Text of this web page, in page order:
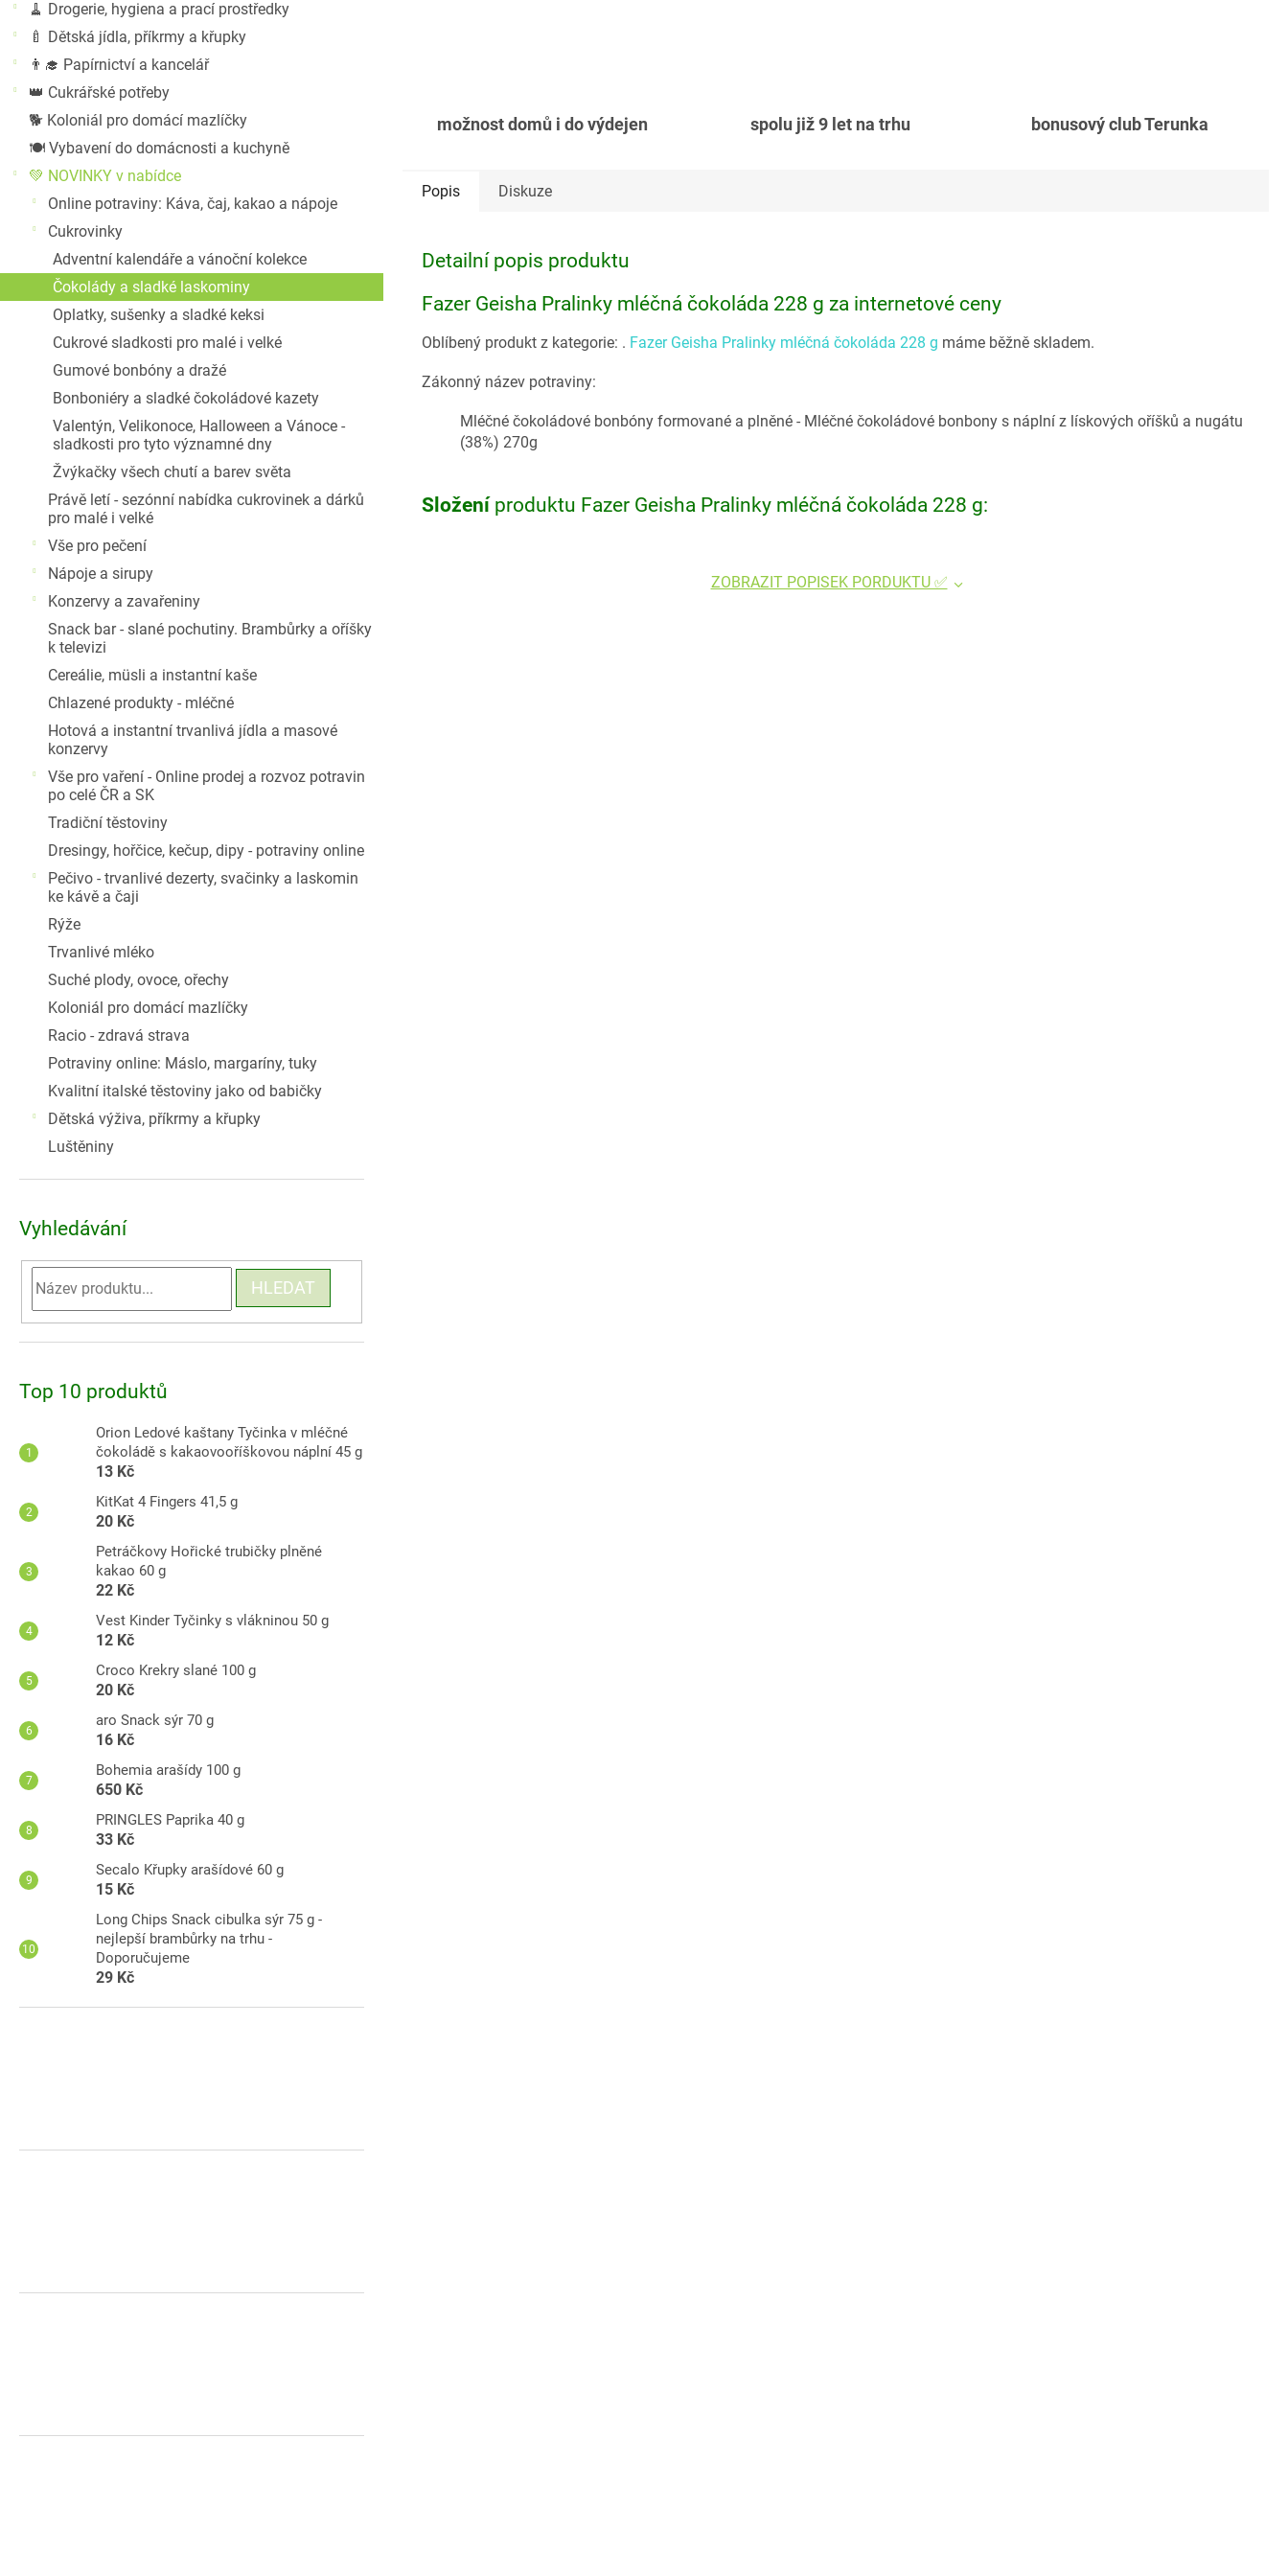
🧹 Drogerie, hygiena a prací prostředky
🍼 Dětská jídla, příkrmy a křupky
👨‍🎓 Papírnictví a kancelář
👑 Cukrářské potřeby
🐕 Koloniál pro domácí mazlíčky
🍽️ Vybavení do domácnosti a kuchyně
💚 NOVINKY v nabídce
Online potraviny: Káva, čaj, kakao a nápoje
Cukrovinky
Adventní kalendáře a vánoční kolekce
Čokolády a sladké laskominy
Oplatky, sušenky a sladké keksi
Cukrové sladkosti pro malé i velké
Gumové bonbóny a dražé
Bonboniéry a sladké čokoládové kazety
Valentýn, Velikonoce, Halloween a Vánoce -
sladkosti pro tyto významné dny
Žvýkačky všech chutí a barev světa
Právě letí - sezónní nabídka cukrovinek a dárků
pro malé i velké
Vše pro pečení
Nápoje a sirupy
Konzervy a zavařeniny
Snack bar - slané pochutiny. Brambůrky a oříšky
k televizi
Cereálie, müsli a instantní kaše
Chlazené produkty - mléčné
Hotová a instantní trvanlivá jídla a masové
konzervy
Vše pro vaření - Online prodej a rozvoz potravin
po celé ČR a SK
Tradiční těstoviny
Dresingy, hořčice, kečup, dipy - potraviny online
Pečivo - trvanlivé dezerty, svačinky a laskomin
ke kávě a čaji
Rýže
Trvanlivé mléko
Suché plody, ovoce, ořechy
Koloniál pro domácí mazlíčky
Racio - zdravá strava
Potraviny online: Máslo, margaríny, tuky
Kvalitní italské těstoviny jako od babičky
Dětská výživa, příkrmy a křupky
Luštěniny
Vyhledávání
HLEDAT
Top 10 produktů
Orion Ledové kaštany Tyčinka v mléčné
čokoládě s kakaovooříškovou náplní 45 g
13 Kč
KitKat 4 Fingers 41,5 g
20 Kč
Petráčkovy Hořické trubičky plněné
kakao 60 g
22 Kč
Vest Kinder Tyčinky s vlákninou 50 g
12 Kč
Croco Krekry slané 100 g
20 Kč
aro Snack sýr 70 g
16 Kč
Bohemia arašídy 100 g
650 Kč
PRINGLES Paprika 40 g
33 Kč
Secalo Křupky arašídové 60 g
15 Kč
Long Chips Snack cibulka sýr 75 g -
nejlepší brambůrky na trhu -
Doporučujeme
29 Kč
možnost domů i do výdejen spolu již 9 let na trhu bonusový club Terunka
Popis Diskuze
Detailní popis produktu
Fazer Geisha Pralinky mléčná čokoláda 228 g za internetové ceny
Oblíbený produkt z kategorie: . Fazer Geisha Pralinky mléčná čokoláda 228 g máme běžně skladem.
Zákonný název potraviny:
Mléčné čokoládové bonbóny formované a plněné - Mléčné čokoládové bonbony s náplní z lískových oříšků a nugátu
(38%) 270g
Složeníproduktu Fazer Geisha Pralinky mléčná čokoláda 228 g:
ZOBRAZIT POPISEK PORDUKTU ✅